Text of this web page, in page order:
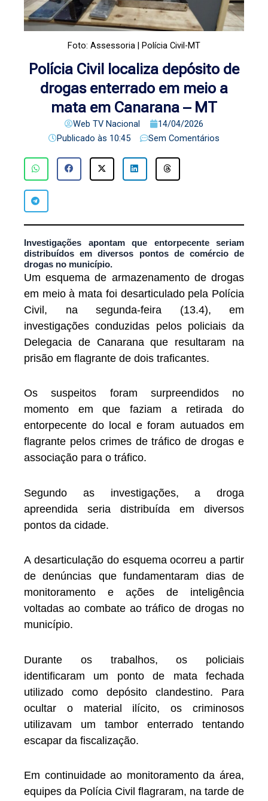
Foto: Assessoria | Polícia Civil-MT
Polícia Civil localiza depósito de
drogas enterrado em meio a
mata em Canarana – MT
Web TV Nacional
14/04/2026
Publicado às 10:45 Sem Comentários
Investigações apontam que entorpecente seriam
distribuídos em diversos pontos de comércio de
drogas no município.
Um esquema de armazenamento de drogas
em meio à mata foi desarticulado pela Polícia
Civil, na segunda-feira (13.4), em
investigações conduzidas pelos policiais da
Delegacia de Canarana que resultaram na
prisão em flagrante de dois traficantes.
Os suspeitos foram surpreendidos no
momento em que faziam a retirada do
entorpecente do local e foram autuados em
flagrante pelos crimes de tráfico de drogas e
associação para o tráfico.
Segundo as investigações, a droga
apreendida seria distribuída em diversos
pontos da cidade.
A desarticulação do esquema ocorreu a partir
de denúncias que fundamentaram dias de
monitoramento e ações de inteligência
voltadas ao combate ao tráfico de drogas no
município.
Durante os trabalhos, os policiais
identificaram um ponto de mata fechada
utilizado como depósito clandestino. Para
ocultar o material ilícito, os criminosos
utilizavam um tambor enterrado tentando
escapar da fiscalização.
Em continuidade ao monitoramento da área,
equipes da Polícia Civil flagraram, na tarde de